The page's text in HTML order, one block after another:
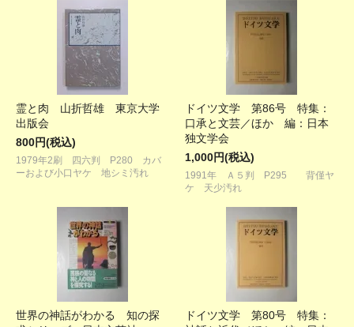
霊と肉 山折哲雄 東京大学
出版会
800円(税込)
1979年2刷 四六判 P280 カバ
ーおよび小口ヤケ 地シミ汚れ
ドイツ文学 第86号 特集：
口承と文芸／ほか 編：日本
独文学会
1,000円(税込)
1991年 Ａ５判 P295 背僅ヤ
ケ 天少汚れ
世界の神話がわかる 知の探
ドイツ文学 第80号 特集：